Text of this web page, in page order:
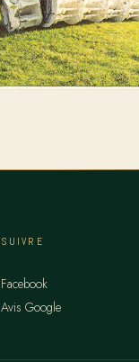
SUIVRE
Facebook
Avis Google